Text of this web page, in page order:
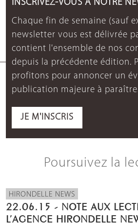
INSCRIVEZ-VOUS À NOTRE
Chaque fin de semaine (sauf
newsletter vous est délivrée
contient l'ensemble de nos
depuis la précédente édition.
profitons pour annoncer un
publication majeure à
JE M'INSCRIS
Poursuivez la
HIRONDELLE NEWS
22.06.15 - NOTE AUX
L’AGENCE HIRONDELLE